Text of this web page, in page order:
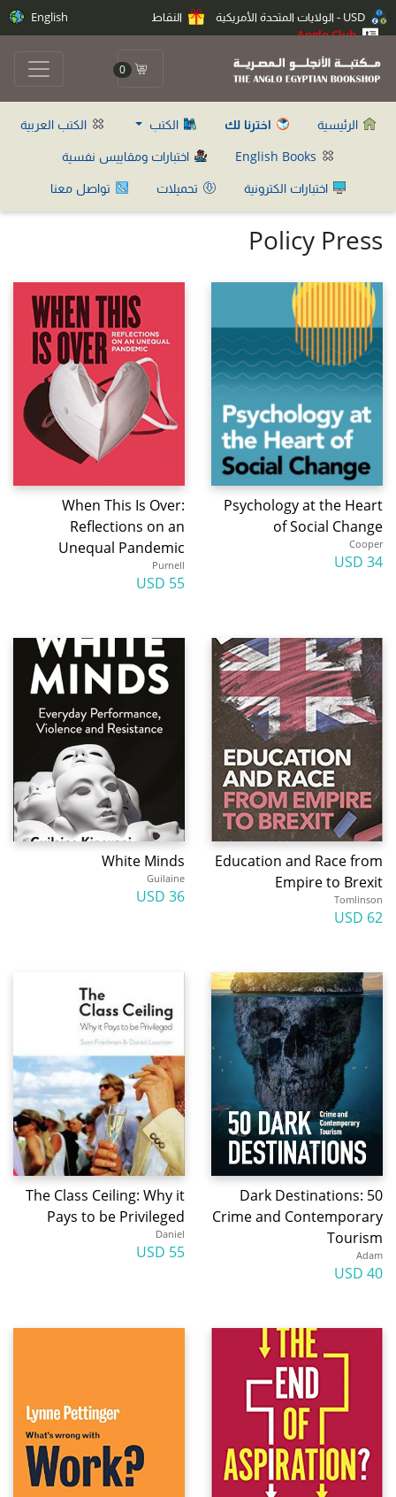
النقاط
Anglo Club
English
0
الرئيسية اخترنا لك الكتب
الكتب العربية
اختبارات ومقاييس نفسية
اختبارات الكترونية
تحميلات تواصل معنا
Policy Press
Psychology at the Heart
of Social Change
Cooper
34 USD
When This Is Over:
Reflections on an
Unequal Pandemic
Purnell
55 USD
Education and Race from
Empire to Brexit
Tomlinson
62 USD
White Minds
Guilaine
36 USD
50 Dark Destinations:
Crime and Contemporary
Tourism
Adam
40 USD
The Class Ceiling: Why it
Pays to be Privileged
Daniel
55 USD